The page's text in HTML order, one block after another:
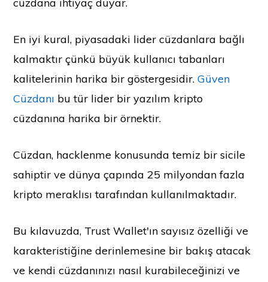
En iyi kural, piyasadaki lider cüzdanlara bağlı
kalmaktır çünkü büyük kullanıcı tabanları
kalitelerinin harika bir göstergesidir.Güven
Cüzdanı bu tür lider bir yazılım kripto
cüzdanına harika bir örnektir.
Cüzdan, hacklenme konusunda temiz bir sicile
sahiptir ve dünya çapında 25 milyondan fazla
kripto meraklısı tarafından kullanılmaktadır.
Bu kılavuzda, Trust Wallet'ın sayısız özelliği ve
karakteristiğine derinlemesine bir bakış atacak
ve kendi cüzdanınızı nasıl kurabileceğinizi ve